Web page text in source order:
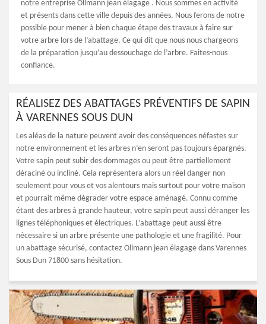
notre entreprise Ollmann jean élagage . Nous sommes en activité
et présents dans cette ville depuis des années. Nous ferons de notre
possible pour mener à bien chaque étape des travaux à faire sur
votre arbre lors de l’abattage. Ce qui dit que nous nous chargeons
de la préparation jusqu’au dessouchage de l’arbre. Faites-nous
confiance.
RÉALISEZ DES ABATTAGES PRÉVENTIFS DE SAPIN
À VARENNES SOUS DUN
Les aléas de la nature peuvent avoir des conséquences néfastes sur
notre environnement et les arbres n’en seront pas toujours épargnés.
Votre sapin peut subir des dommages ou peut être partiellement
déraciné ou incliné. Cela représentera alors un réel danger non
seulement pour vous et vos alentours mais surtout pour votre maison
et pourrait même dégrader votre espace aménagé. Connu comme
étant des arbres à grande hauteur, votre sapin peut aussi déranger les
lignes téléphoniques et électriques. L’abattage peut aussi être
nécessaire si un arbre présente une pathologie et une fragilité. Pour
un abattage sécurisé, contactez Ollmann jean élagage dans Varennes
Sous Dun 71800 sans hésitation.